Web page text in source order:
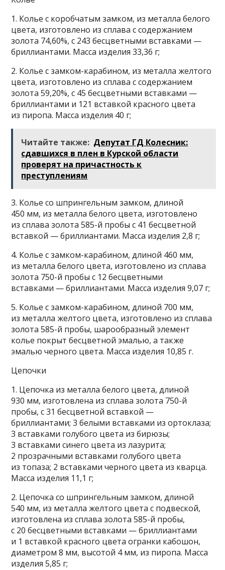
1. Колье с коробчатым замком, из металла белого
цвета, изготовлено из сплава с содержанием
золота 74,60%, с 243 бесцветными вставками —
бриллиантами. Масса изделия 33,36 г;
2. Колье с замком-карабином, из металла желтого
цвета, изготовлено из сплава с содержанием
золота 59,20%, с 45 бесцветными вставками —
бриллиантами и 121 вставкой красного цвета
из пиропа. Масса изделия 40 г;
Читайте также: Депутат ГД Колесник:
сдавшихся в плен в Курской области
проверят на причастность к
преступлениям
3. Колье со шпрингельным замком, длиной
450 мм, из металла белого цвета, изготовлено
из сплава золота 585-й пробы с 41 бесцветной
вставкой — бриллиантами. Масса изделия 2,8 г;
4. Колье с замком-карабином, длиной 460 мм,
из металла белого цвета, изготовлено из сплава
золота 750-й пробы с 12 бесцветными
вставками — бриллиантами. Масса изделия 9,07 г;
5. Колье с замком-карабином, длиной 700 мм,
из металла желтого цвета, изготовлено из сплава
золота 585-й пробы, шарообразный элемент
колье покрыт бесцветной эмалью, а также
эмалью черного цвета. Масса изделия 10,85 г.
Цепочки
1. Цепочка из металла белого цвета, длиной
930 мм, изготовлена из сплава золота 750-й
пробы, с 31 бесцветной вставкой —
бриллиантами; 3 белыми вставками из ортоклаза;
3 вставками голубого цвета из бирюзы;
3 вставками синего цвета из лазурита;
2 прозрачными вставками голубого цвета
из топаза; 2 вставками черного цвета из кварца.
Масса изделия 11,1 г;
2. Цепочка со шпрингельным замком, длиной
540 мм, из металла желтого цвета с подвеской,
изготовлена из сплава золота 585-й пробы,
с 20 бесцветными вставками — бриллиантами
и 1 вставкой красного цвета огранки кабошон,
диаметром 8 мм, высотой 4 мм, из пиропа. Масса
изделия 5,85 г;